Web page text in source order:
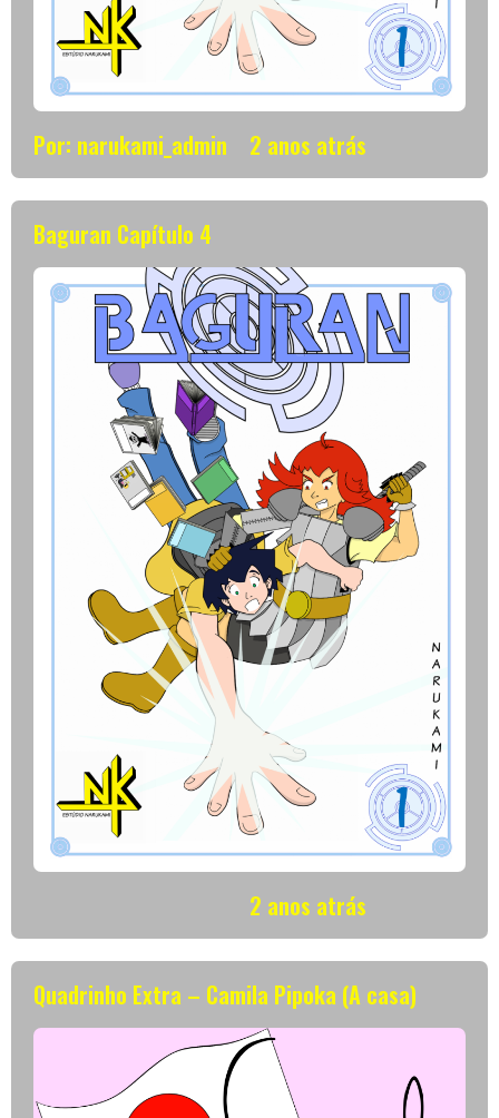
Por: narukami_admin 2 anos atrás
Baguran Capítulo 4
2 anos atrás
Quadrinho Extra – Camila Pipoka (A casa)